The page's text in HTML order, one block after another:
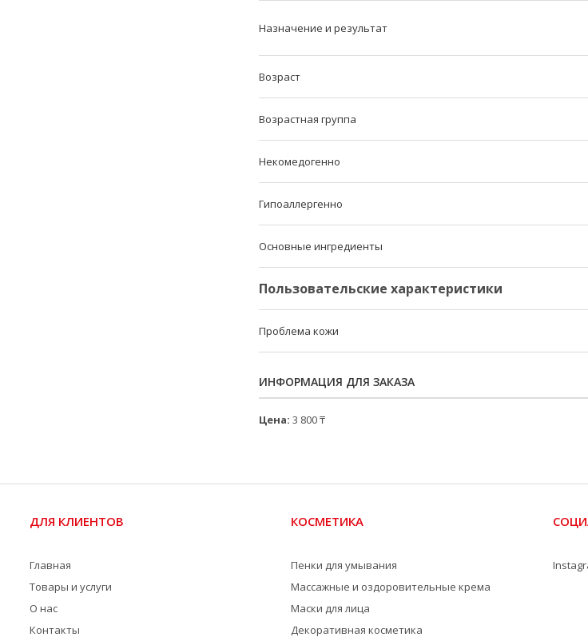
Назначение и результат
Возраст
Возрастная группа
Некомедогенно
Гипоаллергенно
Основные ингредиенты
Пользовательские характеристики
Проблема кожи
ИНФОРМАЦИЯ ДЛЯ ЗАКАЗА
Цена: 3 800 ₸
ДЛЯ КЛИЕНТОВ
Главная
Товары и услуги
О нас
Контакты
КОСМЕТИКА
Пенки для умывания
Массажные и оздоровительные крема
Маски для лица
Декоративная косметика